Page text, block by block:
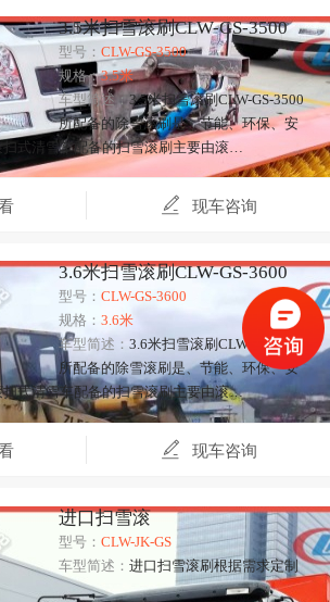
3.5米扫雪滚刷CLW-GS-3500
型号： CLW-GS-3500
规格：3.5米
车型简述：3.5米扫雪滚刷CLW-GS-3500
所配备的除雪滚刷是、节能、环保、安
式清雪车配备的扫雪滚刷主要由滚…
现车咨询
3.6米扫雪滚刷CLW-GS-3600
型号： CLW-GS-3600
规格： 3.6米
车型简述： 3.6米扫雪滚刷CLW-GS-3600
所配备的除雪滚刷是、节能、环保、安
式清雪车配备的扫雪滚刷主要由滚…
现车咨询
进口扫雪滚
型号： CLW-JK-GS
车型简述： 进口扫雪滚刷根据需求定制